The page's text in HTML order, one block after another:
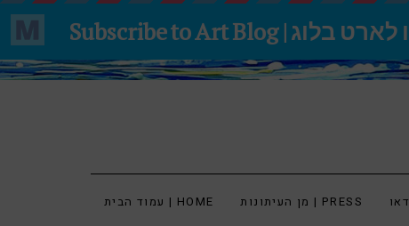
עמוד הבית | HOME מן העיתונות | PRESS